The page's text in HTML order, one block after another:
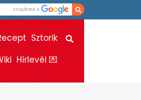
Sztorik
Hírlevél 💌